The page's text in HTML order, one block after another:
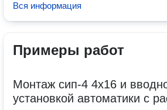
Вся информация
Примеры работ
Монтаж сип-4 4х16 и
установкой автоматики с